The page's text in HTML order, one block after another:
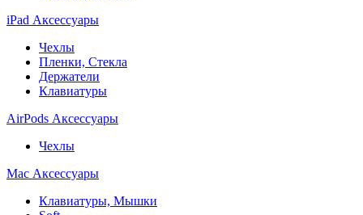
iPad Аксессуары
Чехлы
Пленки, Стекла
Держатели
Клавиатуры
AirPods Аксессуары
Чехлы
Mac Аксессуары
Клавиатуры, Мышки